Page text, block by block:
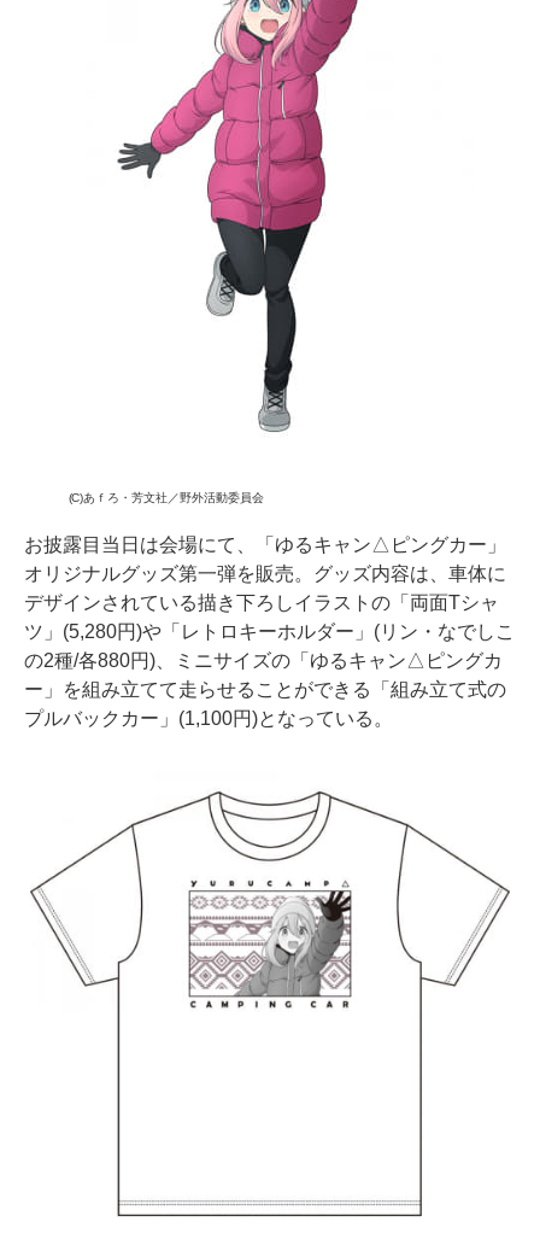
(C)あｆろ・芳文社／野外活動委員会
お披露目当日は会場にて、「ゆるキャン△ピングカー」
オリジナルグッズ第一弾を販売。グッズ内容は、車体に
デザインされている描き下ろしイラストの「両面Tシャ
ツ」(5,280円)や「レトロキーホルダー」(リン・なでしこ
の2種/各880円)、ミニサイズの「ゆるキャン△ピングカ
ー」を組み立てて走らせることができる「組み立て式の
プルバックカー」(1,100円)となっている。